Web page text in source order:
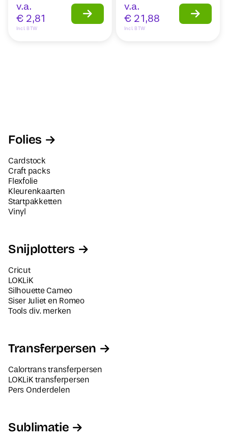
v.a.
€ 2,81
Incl. BTW
v.a.
€ 21,88
Incl. BTW
Folies
Cardstock
Craft packs
Flexfolie
Kleurenkaarten
Startpakketten
Vinyl
Snijplotters
Cricut
LOKLiK
Silhouette Cameo
Siser Juliet en Romeo
Tools div. merken
Transferpersen
Calortrans transferpersen
LOKLiK transferpersen
Pers Onderdelen
Sublimatie